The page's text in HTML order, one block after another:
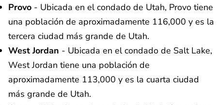
Provo - Ubicada en el condado de Utah, Provo tiene
una población de aproximadamente 116,000 y es la
tercera ciudad más grande de Utah.
West Jordan - Ubicada en el condado de Salt Lake,
West Jordan tiene una población de
aproximadamente 113,000 y es la cuarta ciudad
más grande de Utah.